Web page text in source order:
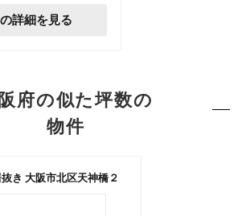
詳細を見る
府の似た坪数の
物件
き 大阪市北区天神橋２